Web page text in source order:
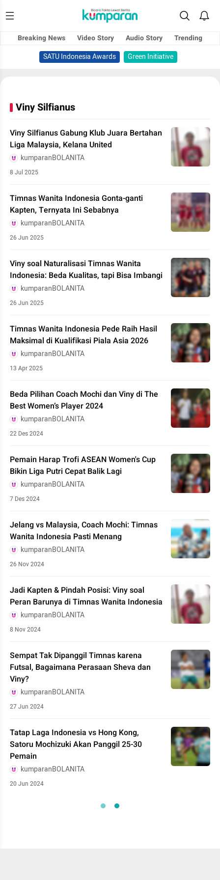
Breaking News Video Story Audio Story
Trending
SATU Indonesia Awards
Green Initiative
Viny Silfianus
Viny Silfianus Gabung Klub Juara Bertahan
Liga Malaysia, Kelana United
kumparanBOLANITA
8 Jul 2025
Timnas Wanita Indonesia Gonta-ganti
Kapten, Ternyata Ini Sebabnya
kumparanBOLANITA
26 Jun 2025
Viny soal Naturalisasi Timnas Wanita
Indonesia: Beda Kualitas, tapi Bisa Imbangi
kumparanBOLANITA
26 Jun 2025
Timnas Wanita Indonesia Pede Raih Hasil
Maksimal di Kualifikasi Piala Asia 2026
kumparanBOLANITA
13 Apr 2025
Beda Pilihan Coach Mochi dan Viny di The
Best Women’s Player 2024
kumparanBOLANITA
22 Des 2024
Pemain Harap Trofi ASEAN Women's Cup
Bikin Liga Putri Cepat Balik Lagi
kumparanBOLANITA
7 Des 2024
Jelang vs Malaysia, Coach Mochi: Timnas
Wanita Indonesia Pasti Menang
kumparanBOLANITA
26 Nov 2024
Jadi Kapten & Pindah Posisi: Viny soal
Peran Barunya di Timnas Wanita Indonesia
kumparanBOLANITA
8 Nov 2024
Sempat Tak Dipanggil Timnas karena
Futsal, Bagaimana Perasaan Sheva dan
Viny?
kumparanBOLANITA
27 Jun 2024
Tatap Laga Indonesia vs Hong Kong,
Satoru Mochizuki Akan Panggil 25-30
Pemain
kumparanBOLANITA
20 Jun 2024